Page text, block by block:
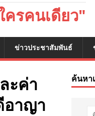
ครคนเดียว"
ข่าวประชาสัมพันธ์
ะค่า
อาญา
ค้นหา